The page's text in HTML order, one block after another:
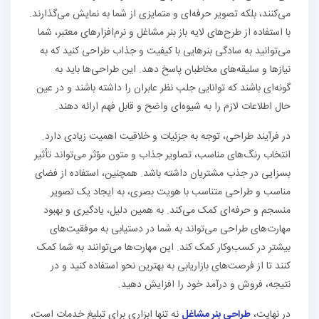
می‌کنند، بلکه تصویر حرفه‌ای و متمایزی از شما به نمایش می‌گذارند.
با استفاده از طرح‌های لایه باز بنر مشاغل و نرم‌افزارهای معتبر، شما
می‌توانید به سادگی بنرهایی با کیفیت و جذاب طراحی کنید که به
نیازها و سلیقه‌های مخاطبان پاسخ دهد. این طراحی‌ها باید به
گونه‌ای باشند که توانایی جلب نظر عابران را داشته باشند و در عین
حال اطلاعات لازم را به شیوه‌ای واضح و قابل فهم ارائه دهند.
در فرآیند طراحی، توجه به جزئیات و خلاقیت اهمیت زیادی دارد.
انتخاب رنگ‌های مناسب، تصاویر جذاب و متون مؤثر می‌تواند تأثیر
بسزایی در جذب مشتریان داشته باشد. همچنین، استفاده از فضای
مناسب و طراحی متناسب با هویت بصری، به ایجاد یک تصویر
منسجم و حرفه‌ای کمک می‌کند. به همین دلیل، یادگیری و بهبود
مهارت‌های طراحی می‌تواند به شما در دستیابی به موفقیت‌های
بیشتر در کسب‌وکار کمک کند. این مهارت‌ها می‌توانند به شما کمک
کنند تا از فرصت‌های بازاریابی به بهترین نحو استفاده کنید و در
نتیجه، فروش و درآمد خود را افزایش دهید.
در نهایت،طراحی بنر مشاغل نه تنها ابزاری برای تبلیغ خدمات است،